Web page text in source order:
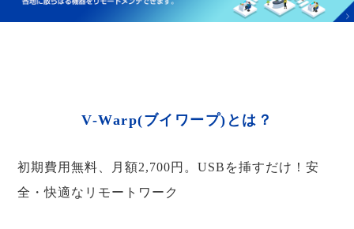
V-Warp(ブイワープ)とは？
初期費用無料、月額2,700円。USBを挿すだけ！安
全・快適なリモートワーク